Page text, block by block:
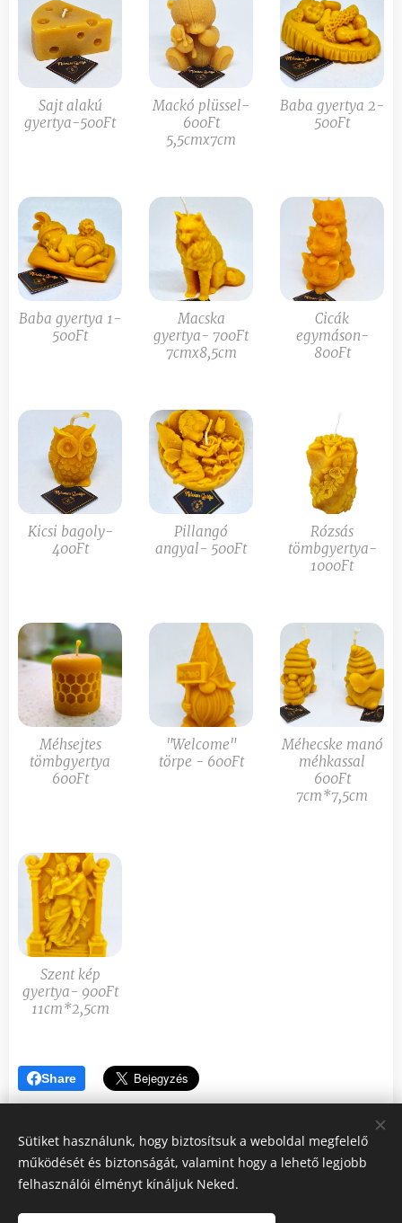
Sajt alakú
gyertya-500Ft
Mackó plüssel-
600Ft
5,5cmx7cm
Baba gyertya 2-
500Ft
Baba gyertya 1-
500Ft
Macska
gyertya- 700Ft
7cmx8,5cm
Cicák
egymáson-
800Ft
Kicsi bagoly-
400Ft
Pillangó
angyal- 500Ft
Rózsás
tömbgyertya-
1000Ft
Méhsejtes
tömbgyertya
600Ft
"Welcome"
törpe - 600Ft
Méhecske manó
méhkassal
600Ft
7cm*7,5cm
Szent kép
gyertya- 900Ft
11cm*2,5cm
Share
Sütiket használunk, hogy biztosítsuk a weboldal megfelelő
működését és biztonságát, valamint hogy a lehető legjobb
felhasználói élményt kínáljuk Neked.